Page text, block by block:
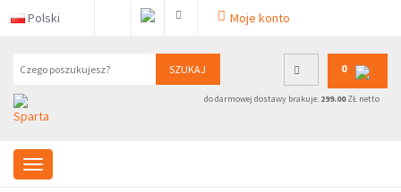
Polski Moje konto
SZUKAJ 0
do darmowej dostawy brakuje: 299.00ZŁ netto